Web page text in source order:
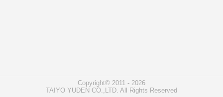
Copyright© 2011 - 2026
TAIYO YUDEN CO.,LTD. All Rights Reserved